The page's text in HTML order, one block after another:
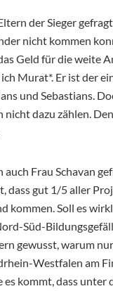
der Sieger
nicht kommen
Geld für die weite
Murat*. Er ist der
und Sebastians.
nicht dazu zählen.
Frau Schavan
dass gut 1/5 aller
kommen. Soll es
Süd-
gewusst, warum
Westfalen am
kommt, dass unter